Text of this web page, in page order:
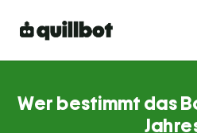
Wer bestimmt das